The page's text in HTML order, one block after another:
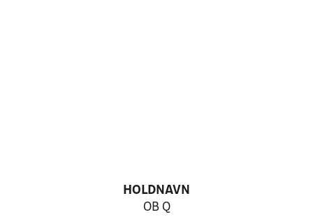
HOLDNAVN
OB Q